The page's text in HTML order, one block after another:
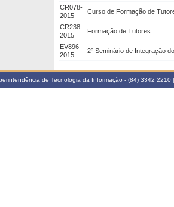
CR078-
2015
Curso de Formação de
CR238-
2015
Formação de Tutores
EV896-
2015
2º Seminário de Integração
de Tecnologia da Informação - (84) 3342